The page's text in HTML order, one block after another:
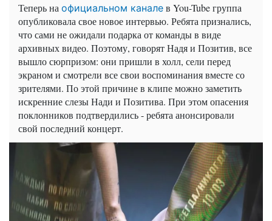
Теперь на официальном канале в You-Tube группа
опубликовала свое новое интервью. Ребята признались,
что сами не ожидали подарка от команды в виде
архивных видео. Поэтому, говорят Надя и Позитив, все
вышло сюрпризом: они пришли в холл, сели перед
экраном и смотрели все свои воспоминания вместе со
зрителями. По этой причине в клипе можно заметить
искренние слезы Нади и Позитива. При этом опасения
поклонников подтвердились - ребята анонсировали
свой последний концерт.